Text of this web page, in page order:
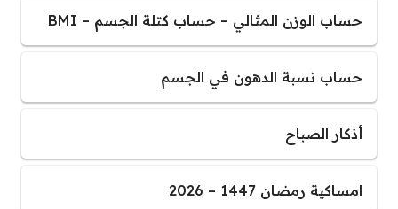
حساب الوزن المثالي – حساب كتلة الجسم – BMI
حساب نسبة الدهون في الجسم
أذكار الصباح
امساكية رمضان 1447 – 2026